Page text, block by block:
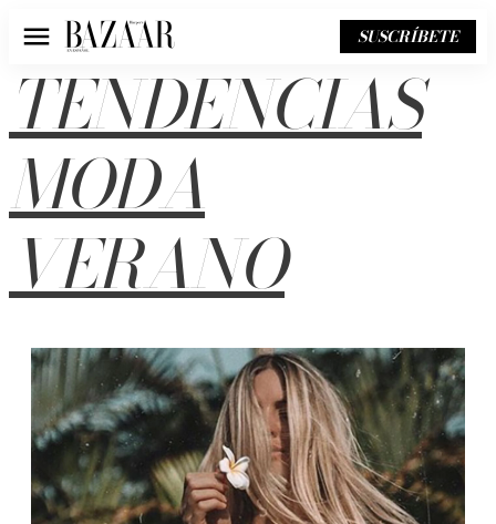
Menú SUSCRÍBETE
TENDENCIAS
MODA
VERANO